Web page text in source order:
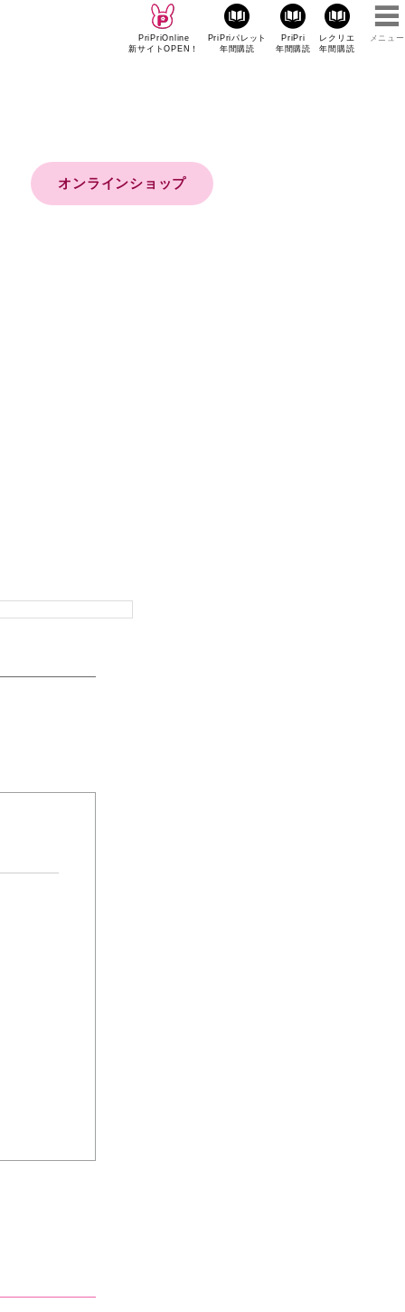
PriPriOnline
新サイトOPEN！
PriPriパレット
年間購読
PriPri
年間購読
レクリエ
年間購読
メニュー
オンラインショップ